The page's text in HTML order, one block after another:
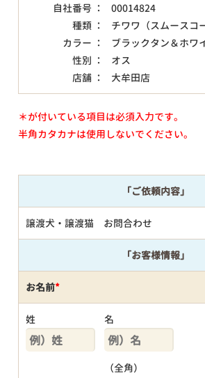
自社番号 ：
00014824
種類 ：
チワワ（スムースコ
カラー ：
ブラックタン＆ホワ
性別 ：
オス
店舗 ：
大牟田店
＊が付いている項目は必須入力です。
半角カタカナは使用しないでください。
「ご依頼内容」
譲渡犬・譲渡猫 お問合わせ
「お客様情報」
お名前*
姓 名
（全角）